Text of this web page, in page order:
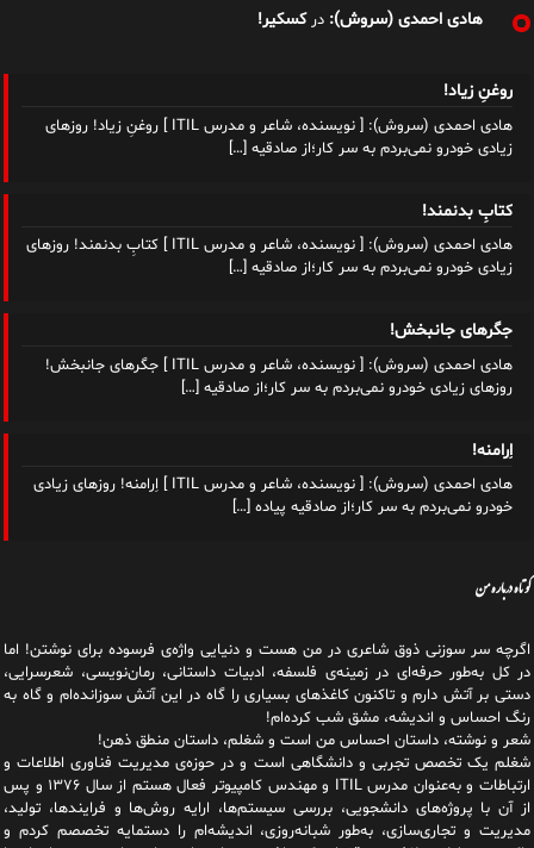
هادی احمدی (سروش): درکسکیر!
روغنِ زیاد!
هادی احمدی (سروش): [ نویسنده، شاعر و مدرس ITIL ] روغنِ زیاد! روزهای
زیادی خودرو نمی‌بردم به سر کار؛از صادقیه […]
کتابِ بدنمند!
هادی احمدی (سروش): [ نویسنده، شاعر و مدرس ITIL ] کتابِ بدنمند! روزهای
زیادی خودرو نمی‌بردم به سر کار؛از صادقیه […]
جگرهای جانبخش!
هادی احمدی (سروش): [ نویسنده، شاعر و مدرس ITIL ] جگرهای جانبخش!
روزهای زیادی خودرو نمی‌بردم به سر کار؛از صادقیه […]
اِرامنه!
هادی احمدی (سروش): [ نویسنده، شاعر و مدرس ITIL ] اِرامنه! روزهای زیادی
خودرو نمی‌بردم به سر کار؛از صادقیه پیاده […]
کوتاه درباره من
اگرچه سر سوزنی ذوق شاعری در من هست و دنیایی واژه‌‌ی فرسوده برای نوشتن! اما
در کل به‌طور حرفه‌ای در زمینه‌ی فلسفه، ادبیات داستانی، رمان‌نویسی، شعرسرایی،
دستی بر آتش دارم و تاکنون کاغذهای بسیاری را گاه در این آتش سوزانده‌ام و گاه به
رنگ احساس و اندیشه، مشق شب کرده‌ام!
شعر و نوشته، داستان احساس من است و شغلم، داستان منطق ذهن!
شغلم یک تخصص تجربی و دانشگاهی است و در حوزه‌ی مدیریت فناوری اطلاعات و
ارتباطات و به‌عنوان مدرس ITIL و مهندس کامپیوتر فعال هستم از سال ۱۳۷۶ و پس
از آن با پروژه‌های دانشجویی، بررسی سیستم‌ها، ارایه روش‌ها و فرایندها، تولید،
مدیریت و تجاری‌سازی، به‌طور شبانه‌روزی، اندیشه‌ام را دستمایه تخصصم کردم و